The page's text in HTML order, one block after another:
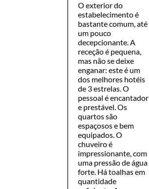
O exterior do
estabelecimento é
bastante comum, até
um pouco
decepcionante. A
receção é pequena,
mas não se deixe
enganar: este é um
dos melhores hotéis
de 3 estrelas. O
pessoal é encantador
e prestável. Os
quartos são
espaçosos e bem
equipados. O
chuveiro é
impressionante, com
uma pressão de água
forte. Há toalhas em
quantidade